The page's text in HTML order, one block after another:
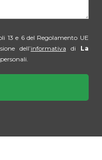
13 e 6 del Regolamento UE
dell’informativa di La